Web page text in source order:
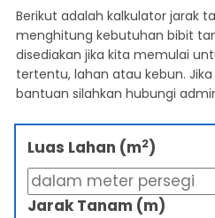
Berikut adalah kalkulator jarak
menghitung kebutuhan bibit
disediakan jika kita memulai
tertentu, lahan atau kebun.
bantuan silahkan hubungi
Luas Lahan (m2)
Jarak Tanam (m)